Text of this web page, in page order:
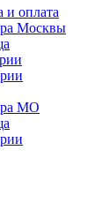
и оплата
Москвы
МО